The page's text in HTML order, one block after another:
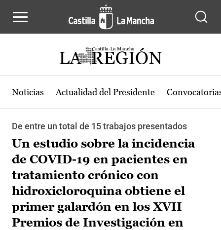
Noticias Actualidad del Presidente
De entre un total de 15 trabajos presentados
Un estudio sobre la incidencia
de COVID-19 en pacientes en
tratamiento crónico con
hidroxicloroquina obtiene el
primer galardón en los XVII
Premios de Investigación en